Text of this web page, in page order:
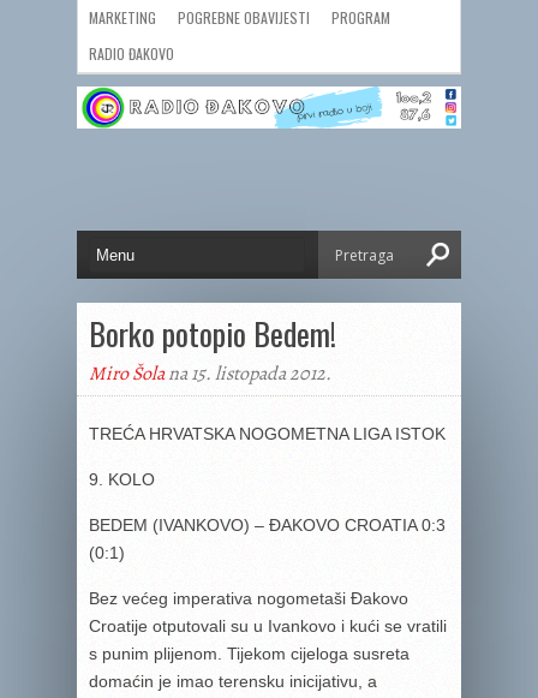
MARKETING POGREBNE OBAVIJESTI
PROGRAM
RADIO ĐAKOVO
Borko potopio Bedem!
Miro Šolana 15. listopada 2012.
TREĆA HRVATSKA NOGOMETNA LIGA ISTOK
9. KOLO
BEDEM (IVANKOVO) – ĐAKOVO CROATIA 0:3
(0:1)
Bez većeg imperativa nogometaši Đakovo
Croatije otputovali su u Ivankovo i kući se vratili
s punim plijenom. Tijekom cijeloga susreta
domaćin je imao terensku inicijativu, a